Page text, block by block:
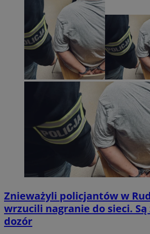
Znieważyli policjantów w
wrzucili nagranie do sieci.
dozór